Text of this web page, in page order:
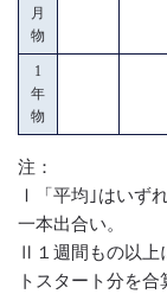
月
物
1
年
物
注：
Ⅰ「平均｣はいず
一本出合い。
Ⅱ１週間もの以上
トスタート分を合